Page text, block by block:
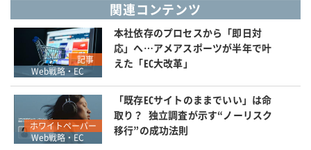
関連コンテンツ
記事
Web戦略・EC
本社依存のプロセスから「即日対
応」へ…アメアスポーツが半年で叶
えた「EC大改革」
ホワイトペーパー
Web戦略・EC
「既存ECサイトのままでいい」は命
取り？ 独立調査が示す“ノーリスク
移行”の成功法則